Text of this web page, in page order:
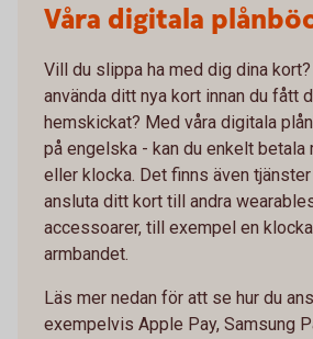
Våra digitala
Vill du slippa ha med dig dina
använda ditt nya kort innan du fått
hemskickat? Med våra digitala
på engelska - kan du enkelt betala
eller klocka. Det finns även tjänster
ansluta ditt kort till andra
accessoarer, till exempel en
armbandet.
Läs mer nedan för att se hur du
exempelvis Apple Pay, Samsung